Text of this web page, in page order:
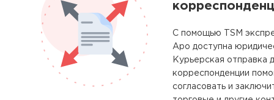
С помощью TSM
Аро доступна
Курьерская отправка
корреспонденции
согласовать и